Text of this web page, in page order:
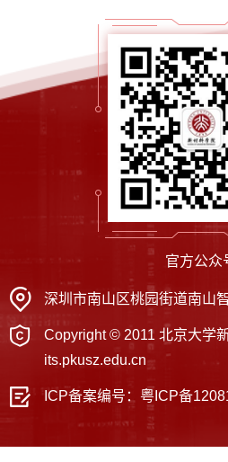
深圳市南山区桃园街道南山
Copyright © 2011 北京大学
its.pkusz.edu.cn
ICP备案编号： 粤ICP备
官方公众